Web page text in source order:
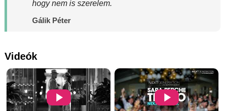
hogy nem is szerelem.
Gálik Péter
Videók